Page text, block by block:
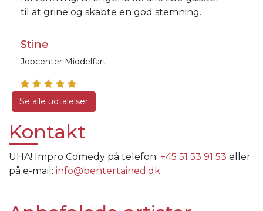
til at grine og skabte en god stemning.
Stine
Jobcenter Middelfart
Se alle udtalelser
Kontakt
UHA! Impro Comedy på telefon: +45 51 53 91 53 eller
på e-mail: info@bentertained.dk